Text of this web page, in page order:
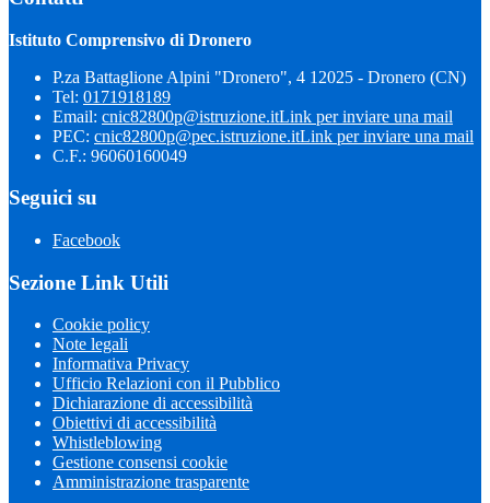
Istituto Comprensivo di Dronero
P.za Battaglione Alpini "Dronero", 4 12025 - Dronero (CN)
Tel: 0171918189
Email: cnic82800p@istruzione.itLink per inviare una mail
PEC: cnic82800p@pec.istruzione.itLink per inviare una mail
C.F.: 96060160049
Seguici su
Facebook
Sezione Link Utili
Cookie policy
Note legali
Informativa Privacy
Ufficio Relazioni con il Pubblico
Dichiarazione di accessibilità
Obiettivi di accessibilità
Whistleblowing
Gestione consensi cookie
Amministrazione trasparente